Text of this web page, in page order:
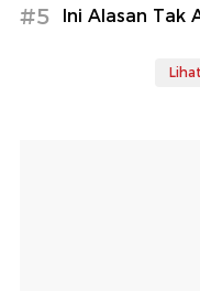
#5 Ini Alasan Tak